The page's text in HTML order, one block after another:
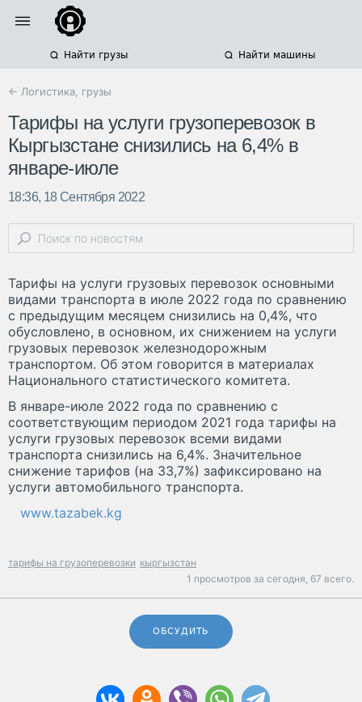
Найти грузы Найти машины
← Логистика, грузы
Тарифы на услуги грузоперевозок в
Кыргызстане снизились на 6,4% в
январе-июле
18:36, 18 Сентября 2022
Тарифы на услуги грузовых перевозок основными
видами транспорта в июле 2022 года по сравнению
с предыдущим месяцем снизились на 0,4%, что
обусловлено, в основном, их снижением на услуги
грузовых перевозок железнодорожным
транспортом. Об этом говорится в материалах
Национального статистического комитета.
В январе-июле 2022 года по сравнению с
соответствующим периодом 2021 года тарифы на
услуги грузовых перевозок всеми видами
транспорта снизились на 6,4%. Значительное
снижение тарифов (на 33,7%) зафиксировано на
услуги автомобильного транспорта.
www.tazabek.kg
тарифы на грузоперевозки кыргызстан
1 просмотров за сегодня, 67 всего.
ОБСУДИТЬ